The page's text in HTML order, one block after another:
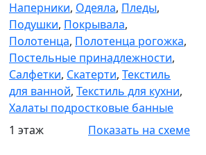
Наперники, Одеяла, Пледы,
Подушки, Покрывала,
Полотенца, Полотенца рогожка,
Постельные принадлежности,
Салфетки, Скатерти, Текстиль
для ванной, Текстиль для кухни,
Халаты подростковые банные
1 этаж
Показать на схеме